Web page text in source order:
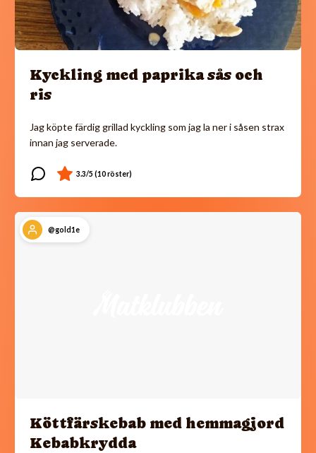
Kyckling med paprika sås och
ris
Jag köpte färdig grillad kyckling som jag la ner i såsen strax
innan jag serverade.
@gold1e
Köttfärskebab med hemmagjord
Kebabkrydda